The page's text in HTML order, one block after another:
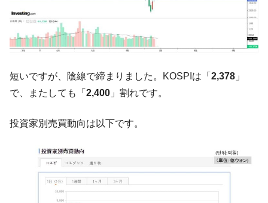
『Money1』
韓国K9専用砲弾･装薬自動供給装甲車両･珍
兵器「K10」が改良に乗り出す。
『Money1』
韓国「2026年07月の輸出入」絶好調。半導
『Money1』
韓国･李在明「青年層の雇用状況が悪い。せ
や、若者に起業させよう」⇒ どんな雇用対策だソレ。
ル。外平債の発行「19.4億ドル」
『Money1』
ーにウソのデータを入力したのは明白だ」
『Money1』
韓国･李在明さっそく不動産対策で浅薄な発
短いですが、陰線で締まりました。KOSPIは「 2,378 」
で、またしても「 2,400 」割れです。
投資家別売買動向は以下です。